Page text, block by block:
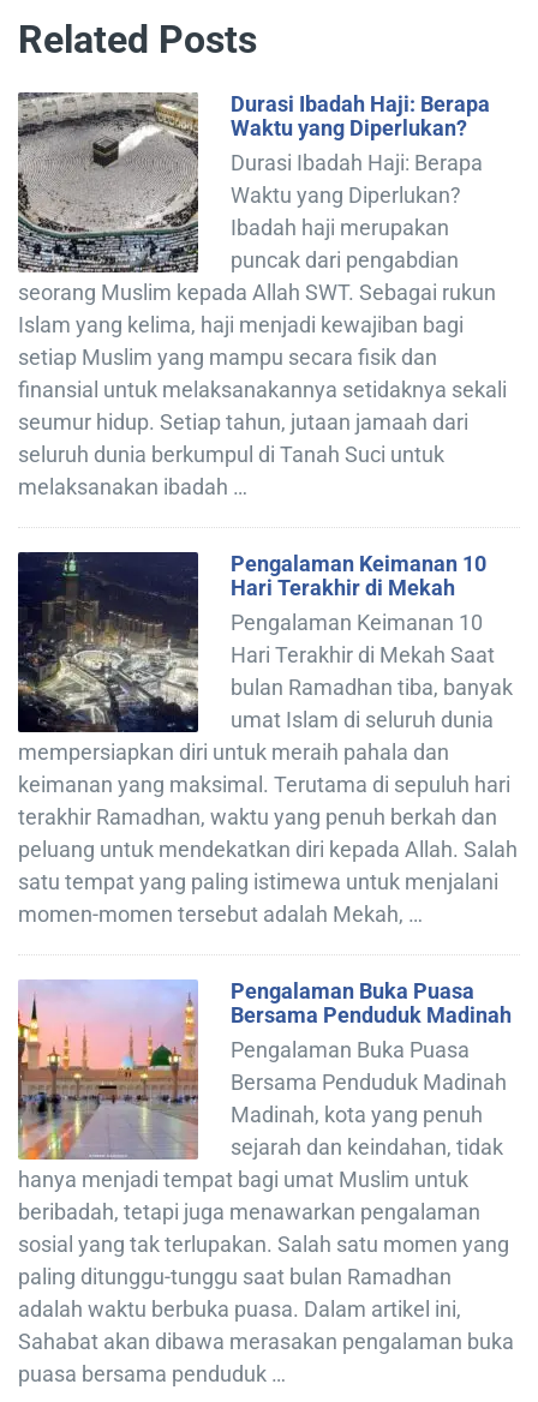
Related Posts
Durasi Ibadah Haji: Berapa
Waktu yang Diperlukan?
Durasi Ibadah Haji: Berapa
Waktu yang Diperlukan?
Ibadah haji merupakan
puncak dari pengabdian
seorang Muslim kepada Allah SWT. Sebagai rukun
Islam yang kelima, haji menjadi kewajiban bagi
setiap Muslim yang mampu secara fisik dan
finansial untuk melaksanakannya setidaknya sekali
seumur hidup. Setiap tahun, jutaan jamaah dari
seluruh dunia berkumpul di Tanah Suci untuk
melaksanakan ibadah …
Pengalaman Keimanan 10
Hari Terakhir di Mekah
Pengalaman Keimanan 10
Hari Terakhir di Mekah Saat
bulan Ramadhan tiba, banyak
umat Islam di seluruh dunia
mempersiapkan diri untuk meraih pahala dan
keimanan yang maksimal. Terutama di sepuluh hari
terakhir Ramadhan, waktu yang penuh berkah dan
peluang untuk mendekatkan diri kepada Allah. Salah
satu tempat yang paling istimewa untuk menjalani
momen-momen tersebut adalah Mekah, …
Pengalaman Buka Puasa
Bersama Penduduk Madinah
Pengalaman Buka Puasa
Bersama Penduduk Madinah
Madinah, kota yang penuh
sejarah dan keindahan, tidak
hanya menjadi tempat bagi umat Muslim untuk
beribadah, tetapi juga menawarkan pengalaman
sosial yang tak terlupakan. Salah satu momen yang
paling ditunggu-tunggu saat bulan Ramadhan
adalah waktu berbuka puasa. Dalam artikel ini,
Sahabat akan dibawa merasakan pengalaman buka
puasa bersama penduduk …